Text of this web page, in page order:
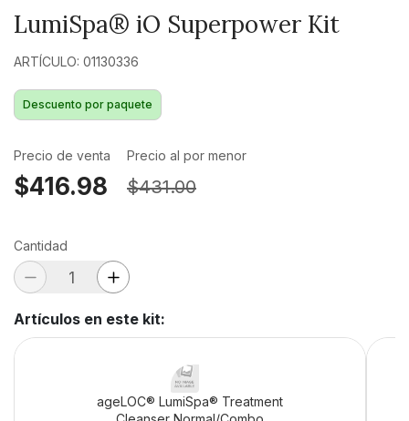
LumiSpa® iO Superpower Kit
ARTÍCULO: 01130336
Descuento por paquete
Precio de venta
$416.98
Precio al por menor
$431.00
Cantidad
Artículos en este kit:
ageLOC® LumiSpa® Treatment